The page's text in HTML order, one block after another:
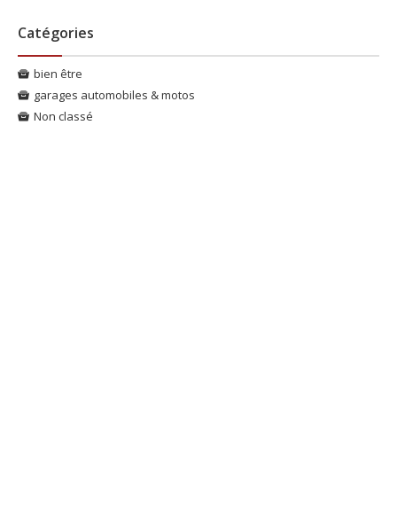
Catégories
bien être
garages automobiles & motos
Non classé